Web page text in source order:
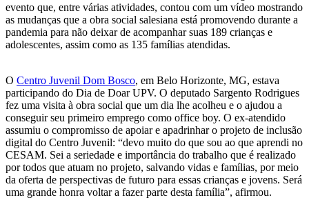
evento que, entre várias atividades, contou com um vídeo mostrando
as mudanças que a obra social salesiana está promovendo durante a
pandemia para não deixar de acompanhar suas 189 crianças e
adolescentes, assim como as 135 famílias atendidas.
O Centro Juvenil Dom Bosco, em Belo Horizonte, MG, estava
participando do Dia de Doar UPV. O deputado Sargento Rodrigues
fez uma visita à obra social que um dia lhe acolheu e o ajudou a
conseguir seu primeiro emprego como office boy. O ex-atendido
assumiu o compromisso de apoiar e apadrinhar o projeto de inclusão
digital do Centro Juvenil: “devo muito do que sou ao que aprendi no
CESAM. Sei a seriedade e importância do trabalho que é realizado
por todos que atuam no projeto, salvando vidas e famílias, por meio
da oferta de perspectivas de futuro para essas crianças e jovens. Será
uma grande honra voltar a fazer parte desta família”, afirmou.